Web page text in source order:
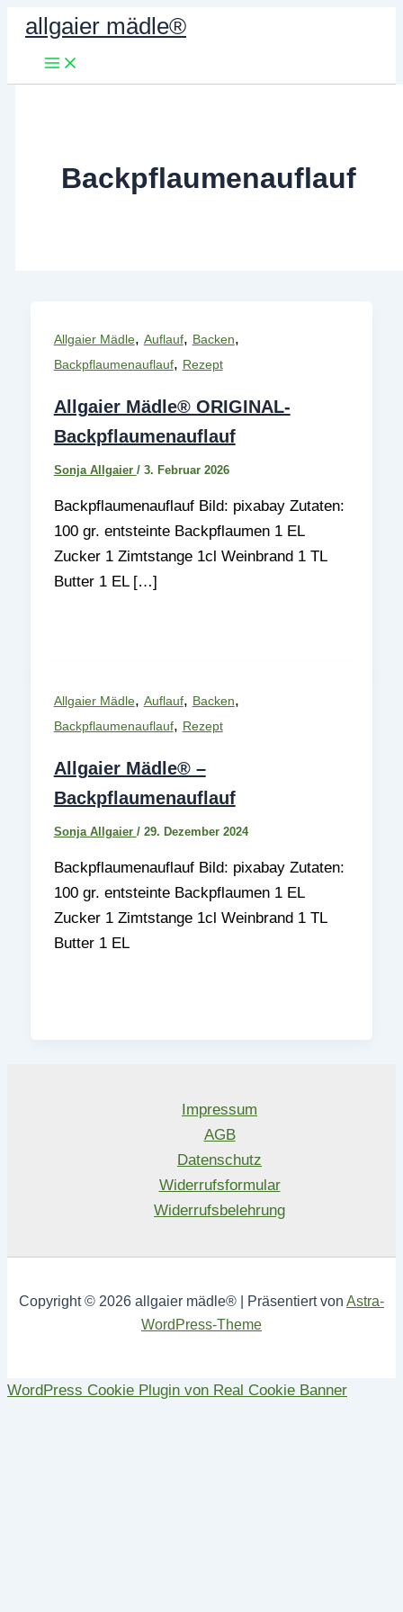
Zum
Inhalt
springen
allgaier mädle®
Backpflaumenauflauf
Allgaier Mädle, Auflauf, Backen,
Backpflaumenauflauf, Rezept
Allgaier Mädle® ORIGINAL-
Backpflaumenauflauf
Sonja Allgaier / 3. Februar 2026
Backpflaumenauflauf Bild: pixabay Zutaten:
100 gr. entsteinte Backpflaumen 1 EL
Zucker 1 Zimtstange 1cl Weinbrand 1 TL
Butter 1 EL […]
Allgaier Mädle, Auflauf, Backen,
Backpflaumenauflauf, Rezept
Allgaier Mädle® –
Backpflaumenauflauf
Sonja Allgaier / 29. Dezember 2024
Backpflaumenauflauf Bild: pixabay Zutaten:
100 gr. entsteinte Backpflaumen 1 EL
Zucker 1 Zimtstange 1cl Weinbrand 1 TL
Butter 1 EL
Impressum
AGB
Datenschutz
Widerrufsformular
Widerrufsbelehrung
Copyright © 2026 allgaier mädle® | Präsentiert von Astra-
WordPress-Theme
WordPress Cookie Plugin von Real Cookie Banner